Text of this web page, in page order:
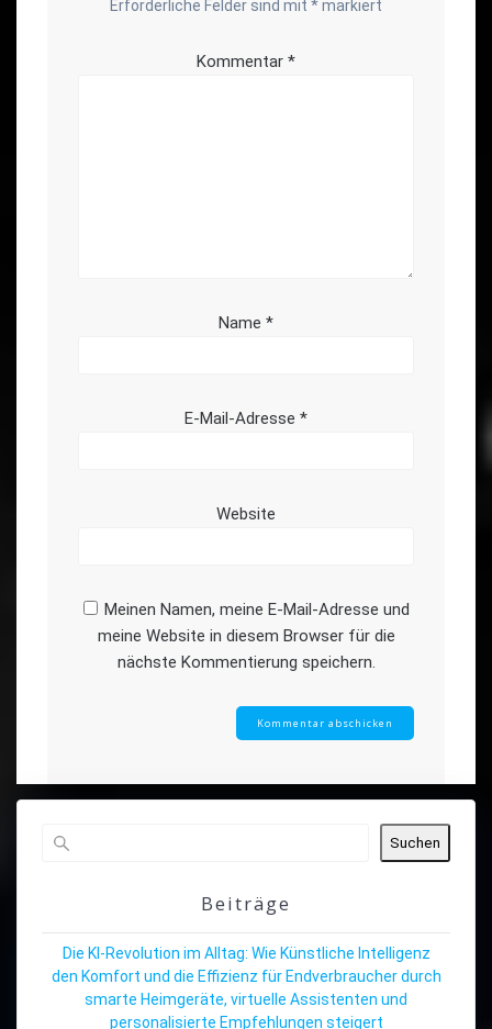
Erforderliche Felder sind mit *markiert
Kommentar *
Name *
E-Mail-Adresse *
Website
Meinen Namen, meine E-Mail-Adresse und
meine Website in diesem Browser für die
nächste Kommentierung speichern.
Suchen
Beiträge
Die KI-Revolution im Alltag: Wie Künstliche Intelligenz
den Komfort und die Effizienz für Endverbraucher durch
smarte Heimgeräte, virtuelle Assistenten und
personalisierte Empfehlungen steigert